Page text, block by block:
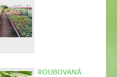
ROUBOVANÁ